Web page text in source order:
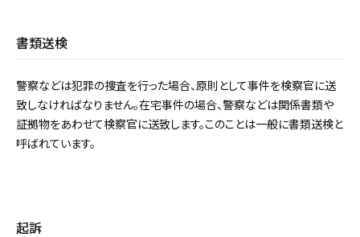
書類送検
警察などは犯罪の捜査を行った場合、原則として事件を検察官に送
致しなければなりません。在宅事件の場合、警察などは関係書類や
証拠物をあわせて検察官に送致します。このことは一般に書類送検と
呼ばれています。
起訴